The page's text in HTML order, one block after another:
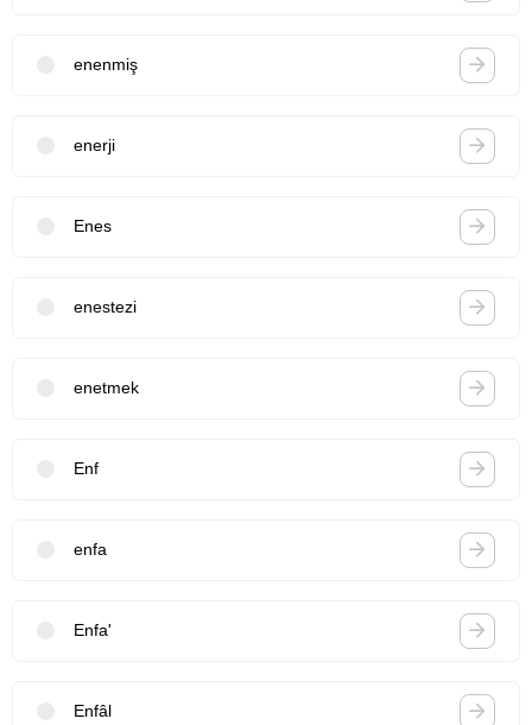
enenmiş
enerji
Enes
enestezi
enetmek
Enf
enfa
Enfa'
Enfâl